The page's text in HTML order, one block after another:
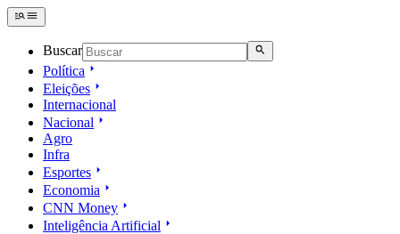
Buscar
Política
Eleições
Internacional
Nacional
Agro
Infra
Esportes
Economia
CNN Money
Inteligência Artificial